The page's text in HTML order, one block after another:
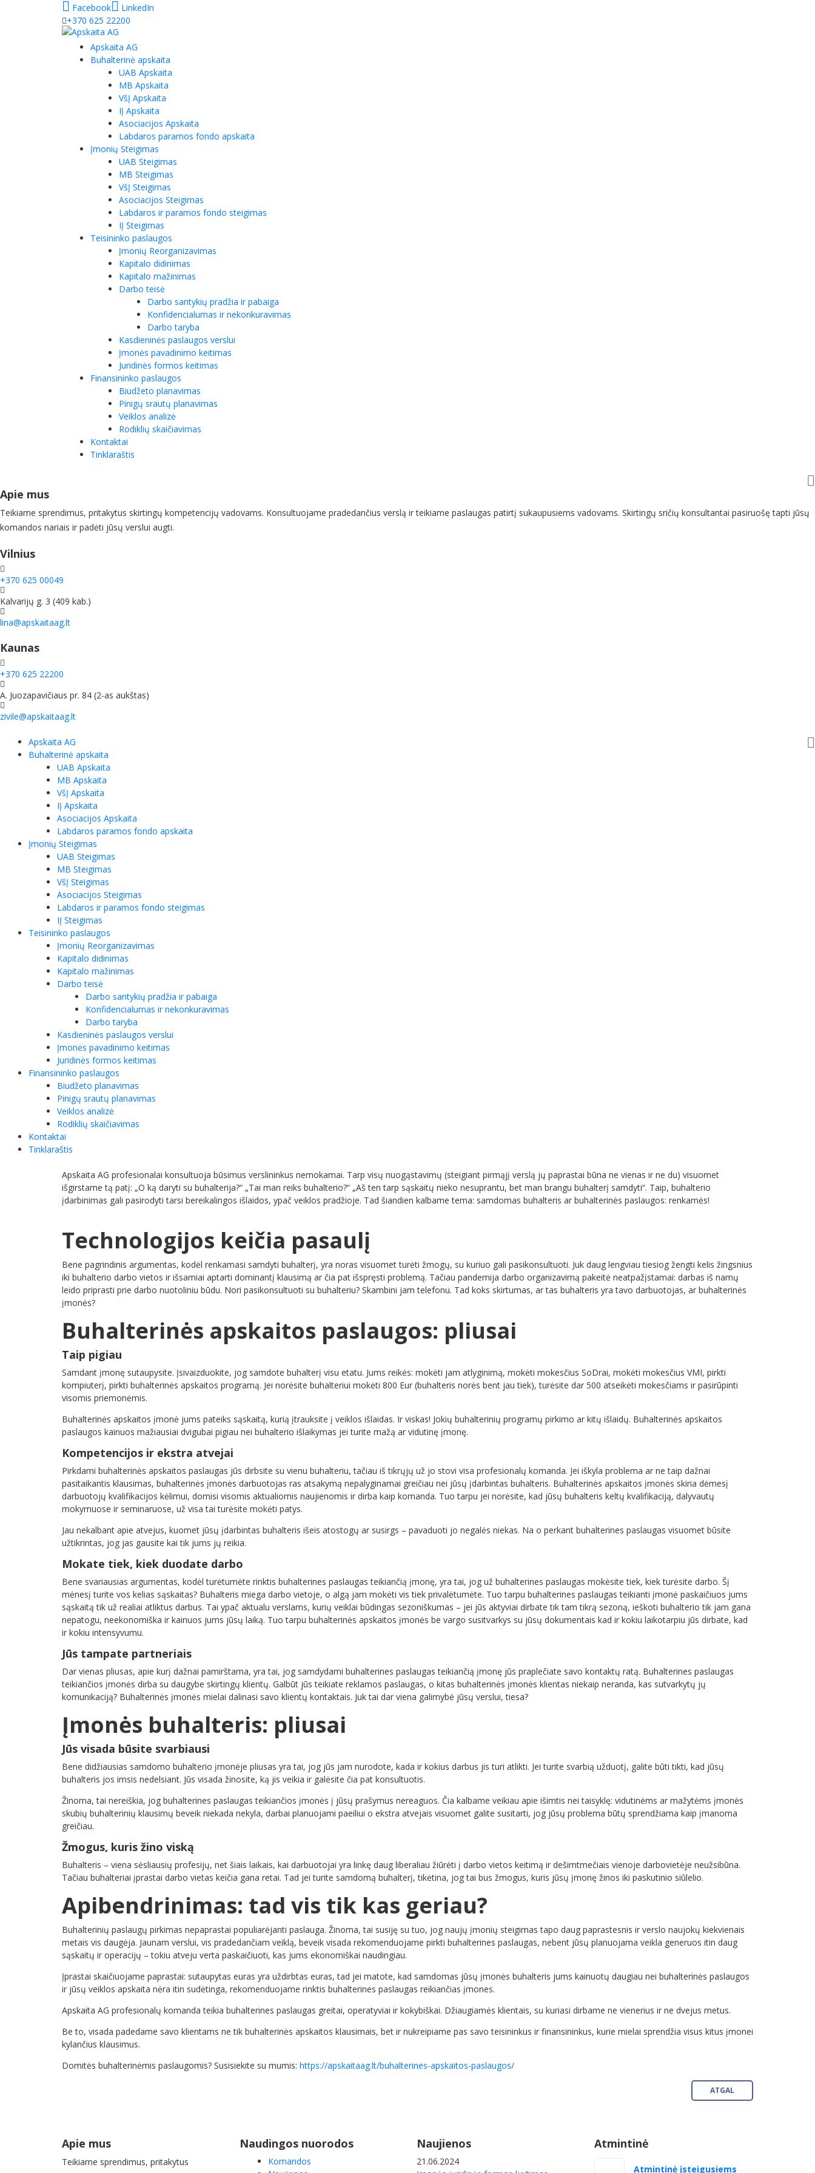
Facebook
LinkedIn
+370 625 22200
Apskaita AG
Buhalterinė apskaita
UAB Apskaita
MB Apskaita
VšĮ Apskaita
IĮ Apskaita
Asociacijos Apskaita
Labdaros paramos fondo apskaita
Įmonių Steigimas
UAB Steigimas
MB Steigimas
VšĮ Steigimas
Asociacijos Steigimas
Labdaros ir paramos fondo steigimas
IĮ Steigimas
Teisininko paslaugos
Įmonių Reorganizavimas
Kapitalo didinimas
Kapitalo mažinimas
Darbo teisė
Darbo santykių pradžia ir pabaiga
Konfidencialumas ir nekonkuravimas
Darbo taryba
Kasdieninės paslaugos verslui
Įmonės pavadinimo keitimas
Juridinės formos keitimas
Finansininko paslaugos
Biudžeto planavimas
Pinigų srautų planavimas
Veiklos analizė
Rodiklių skaičiavimas
Kontaktai
Tinklaraštis
Apie mus
Teikiame sprendimus, pritakytus skirtingų kompetencijų vadovams. Konsultuojame pradedančius verslą ir teikiame paslaugas patirtį sukaupusiems vadovams. Skirtingų sričių konsultantai pasiruošę tapti jūsų
komandos nariais ir padėti jūsų verslui augti.
Vilnius
+370 625 00049
Kalvarijų g. 3 (409 kab.)
lina@apskaitaag.lt
Kaunas
+370 625 22200
A. Juozapavičiaus pr. 84 (2-as aukštas)
zivile@apskaitaag.lt
Apskaita AG
Buhalterinė apskaita
UAB Apskaita
MB Apskaita
VšĮ Apskaita
IĮ Apskaita
Asociacijos Apskaita
Labdaros paramos fondo apskaita
Įmonių Steigimas
UAB Steigimas
MB Steigimas
VšĮ Steigimas
Asociacijos Steigimas
Labdaros ir paramos fondo steigimas
IĮ Steigimas
Teisininko paslaugos
Įmonių Reorganizavimas
Kapitalo didinimas
Kapitalo mažinimas
Darbo teisė
Darbo santykių pradžia ir pabaiga
Konfidencialumas ir nekonkuravimas
Darbo taryba
Kasdieninės paslaugos verslui
Įmonės pavadinimo keitimas
Juridinės formos keitimas
Finansininko paslaugos
Biudžeto planavimas
Pinigų srautų planavimas
Veiklos analizė
Rodiklių skaičiavimas
Kontaktai
Tinklaraštis
Apskaita AG profesionalai konsultuoja būsimus verslininkus nemokamai. Tarp visų nuogąstavimų (steigiant pirmąjį verslą jų paprastai būna ne vienas ir ne du) visuomet
išgirstame tą patį: „O ką daryti su buhalterija?“ „Tai man reiks buhalterio?“ „Aš ten tarp sąskaitų nieko nesuprantu, bet man brangu buhalterį samdyti“. Taip, buhalterio
įdarbinimas gali pasirodyti tarsi bereikalingos išlaidos, ypač veiklos pradžioje. Tad šiandien kalbame tema: samdomas buhalteris ar buhalterinės paslaugos: renkamės!
Technologijos keičia pasaulį
Bene pagrindinis argumentas, kodėl renkamasi samdyti buhalterį, yra noras visuomet turėti žmogų, su kuriuo gali pasikonsultuoti. Juk daug lengviau tiesiog žengti kelis žingsnius
iki buhalterio darbo vietos ir išsamiai aptarti dominantį klausimą ar čia pat išspręsti problemą. Tačiau pandemija darbo organizavimą pakeitė neatpažįstamai: darbas iš namų
leido priprasti prie darbo nuotoliniu būdu. Nori pasikonsultuoti su buhalteriu? Skambini jam telefonu. Tad koks skirtumas, ar tas buhalteris yra tavo darbuotojas, ar buhalterinės
įmonės?
Buhalterinės apskaitos paslaugos: pliusai
Taip pigiau
Samdant įmonę sutaupysite. Įsivaizduokite, jog samdote buhalterį visu etatu. Jums reikės: mokėti jam atlyginimą, mokėti mokesčius SoDrai, mokėti mokesčius VMI, pirkti
kompiuterį, pirkti buhalterinės apskaitos programą. Jei norėsite buhalteriui mokėti 800 Eur (buhalteris norės bent jau tiek), turėsite dar 500 atseikėti mokesčiams ir pasirūpinti
visomis priemonėmis.
Buhalterinės apskaitos įmonė jums pateiks sąskaitą, kurią įtrauksite į veiklos išlaidas. Ir viskas! Jokių buhalterinių programų pirkimo ar kitų išlaidų. Buhalterinės apskaitos
paslaugos kainuos mažiausiai dvigubai pigiau nei buhalterio išlaikymas jei turite mažą ar vidutinę įmonę.
Kompetencijos ir ekstra atvejai
Pirkdami buhalterinės apskaitos paslaugas jūs dirbsite su vienu buhalteriu, tačiau iš tikrųjų už jo stovi visa profesionalų komanda. Jei iškyla problema ar ne taip dažnai
pasitaikantis klausimas, buhalterinės įmonės darbuotojas ras atsakymą nepalyginamai greičiau nei jūsų įdarbintas buhalteris. Buhalterinės apskaitos įmonės skiria dėmesį
darbuotojų kvalifikacijos kėlimui, domisi visomis aktualiomis naujienomis ir dirba kaip komanda. Tuo tarpu jei norėsite, kad jūsų buhalteris keltų kvalifikaciją, dalyvautų
mokymuose ir seminaruose, už visa tai turėsite mokėti patys.
Jau nekalbant apie atvejus, kuomet jūsų įdarbintas buhalteris išeis atostogų ar susirgs – pavaduoti jo negalės niekas. Na o perkant buhalterines paslaugas visuomet būsite
užtikrintas, jog jas gausite kai tik jums jų reikia.
Mokate tiek, kiek duodate darbo
Bene svariausias argumentas, kodėl turėtumėte rinktis buhalterines paslaugas teikiančią įmonę, yra tai, jog už buhalterines paslaugas mokėsite tiek, kiek turėsite darbo. Šį
mėnesį turite vos kelias sąskaitas? Buhalteris miega darbo vietoje, o algą jam mokėti vis tiek privalėtumėte. Tuo tarpu buhalterines paslaugas teikianti įmonė paskaičiuos jums
sąskaitą tik už realiai atliktus darbus. Tai ypač aktualu verslams, kurių veiklai būdingas sezoniškumas – jei jūs aktyviai dirbate tik tam tikrą sezoną, ieškoti buhalterio tik jam gana
nepatogu, neekonomiška ir kainuos jums jūsų laiką. Tuo tarpu buhalterinės apskaitos įmonės be vargo susitvarkys su jūsų dokumentais kad ir kokiu laikotarpiu jūs dirbate, kad
ir kokiu intensyvumu.
Jūs tampate partneriais
Dar vienas pliusas, apie kurį dažnai pamirštama, yra tai, jog samdydami buhalterines paslaugas teikiančią įmonę jūs praplečiate savo kontaktų ratą. Buhalterines paslaugas
teikiančios įmonės dirba su daugybe skirtingų klientų. Galbūt jūs teikiate reklamos paslaugas, o kitas buhalterinės įmonės klientas niekaip neranda, kas sutvarkytų jų
komunikaciją? Buhalterinės įmonės mielai dalinasi savo klientų kontaktais. Juk tai dar viena galimybė jūsų verslui, tiesa?
Įmonės buhalteris: pliusai
Jūs visada būsite svarbiausi
Bene didžiausias samdomo buhalterio įmonėje pliusas yra tai, jog jūs jam nurodote, kada ir kokius darbus jis turi atlikti. Jei turite svarbią užduotį, galite būti tikti, kad jūsų
buhalteris jos imsis nedelsiant. Jūs visada žinosite, ką jis veikia ir galėsite čia pat konsultuotis.
Žinoma, tai nereiškia, jog buhalterines paslaugas teikiančios įmonės į jūsų prašymus nereaguos. Čia kalbame veikiau apie išimtis nei taisyklę: vidutinėms ar mažytėms įmonės
skubių buhalterinių klausimų beveik niekada nekyla, darbai planuojami paeiliui o ekstra atvejais visuomet galite susitarti, jog jūsų problema būtų sprendžiama kaip įmanoma
greičiau.
Žmogus, kuris žino viską
Buhalteris – viena sėsliausių profesijų, net šiais laikais, kai darbuotojai yra linkę daug liberaliau žiūrėti į darbo vietos keitimą ir dešimtmečiais vienoje darbovietėje neužsibūna.
Tačiau buhalteriai įprastai darbo vietas keičia gana retai. Tad jei turite samdomą buhalterį, tikėtina, jog tai bus žmogus, kuris jūsų įmonę žinos iki paskutinio siūlelio.
Apibendrinimas: tad vis tik kas geriau?
Buhalterinių paslaugų pirkimas nepaprastai populiarėjanti paslauga. Žinoma, tai susiję su tuo, jog naujų įmonių steigimas tapo daug paprastesnis ir verslo naujokų kiekvienais
metais vis daugėja. Jaunam verslui, vis pradedančiam veiklą, beveik visada rekomenduojame pirkti buhalterines paslaugas, nebent jūsų planuojama veikla generuos itin daug
sąskaitų ir operacijų – tokiu atveju verta paskaičiuoti, kas jums ekonomiškai naudingiau.
Įprastai skaičiuojame paprastai: sutaupytas euras yra uždirbtas euras, tad jei matote, kad samdomas jūsų įmonės buhalteris jums kainuotų daugiau nei buhalterinės paslaugos
ir jūsų veiklos apskaita nėra itin sudėtinga, rekomenduojame rinktis buhalterines paslaugas reikiančias įmones.
Apskaita AG profesionalų komanda teikia buhalterines paslaugas greitai, operatyviai ir kokybiškai. Džiaugiamės klientais, su kuriasi dirbame ne vienerius ir ne dvejus metus.
Be to, visada padedame savo klientams ne tik buhalterinės apskaitos klausimais, bet ir nukreipiame pas savo teisininkus ir finansininkus, kurie mielai sprendžia visus kitus įmonei
kylančius klausimus.
Domitės buhalterinėmis paslaugomis? Susisiekite su mumis: https://apskaitaag.lt/buhalterines-apskaitos-paslaugos/
ATGAL
Apie mus
Teikiame sprendimus, pritakytus
Naudingos nuorodos
Komandos
Naujienos
21.06.2024
Atmintinė
Atmintinė įsteigusiems